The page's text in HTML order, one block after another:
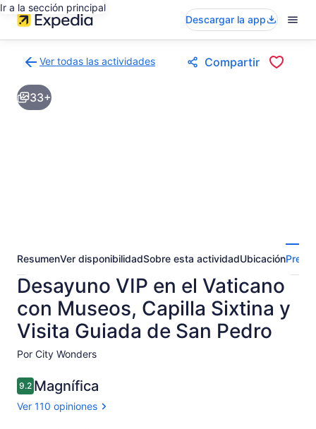
Ir a la sección principal
Descargar la app
Ver todas las actividades
a
la
página
Compartir
33+
ResumenVer disponibilidadSobre esta actividadUbicación
Desayuno VIP en el Vaticano
con Museos, Capilla Sixtina y
Visita Guiada de San Pedro
Por City Wonders
9.29.2 de 10
Magnífica
Ver 110 opiniones